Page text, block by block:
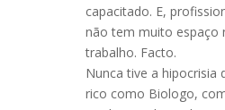
capacitado. E,
não tem muito espaço
trabalho. Facto.
Nunca tive a hipocrisia
rico como Biologo,